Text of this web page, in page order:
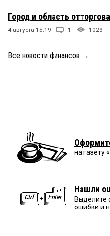
Город и область
4 августа 15:19 1 1028
Все новости финансов →
на газету
Нашли
Выделите
ошибки и